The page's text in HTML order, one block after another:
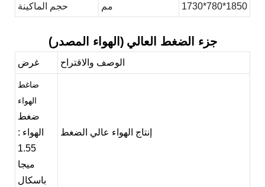
حجم الماكينة مم 1730*780*1850
جزء الضغط العالي (الهواء المصدر)
غرض الوصف والاقتراح
ضاغط
الهواء
ضغط
الهواء :
1.55
ميجا
باسكال
إنتاج الهواء عالي الضغط